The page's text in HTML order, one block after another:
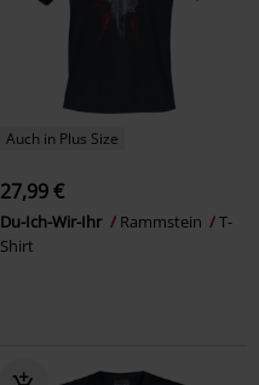
Auch in Plus Size
27,99 €
Du-Ich-Wir-Ihr Rammstein
T-
Shirt